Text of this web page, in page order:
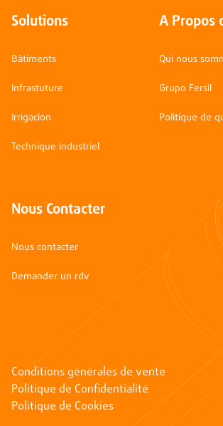
Solutions
Bâtiments
Infrastuture
Irrigacion
Technique industriel
A Propos
Qui nous
Grupo Fersil
Politique de
Nous Contacter
Nous contacter
Demander un rdv
Conditions générales de vente
Politique de Confidentialité
Politique de Cookies